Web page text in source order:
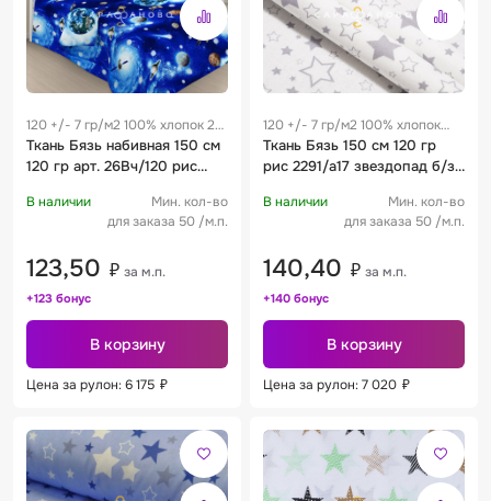
120 +/- 7 гр/м2 100% хлопок 28
см
Ткань Бязь набивная 150 см
120 гр арт. 26Вч/120 рис
В наличии
Мин. кол-во
для заказа 50 /м.п.
123,50 ₽ за м.п.
+123 бонус
В корзину
Цена за рулон: 6 175 ₽
120 +/- 7 гр/м2 100% хлопок
0.28 м
Ткань Бязь 150 см 120 гр
рис 2291/а17 звездопад б/з
В наличии
Мин. кол-во
для заказа 50 /м.п.
140,40 ₽ за м.п.
+140 бонус
В корзину
Цена за рулон: 7 020 ₽